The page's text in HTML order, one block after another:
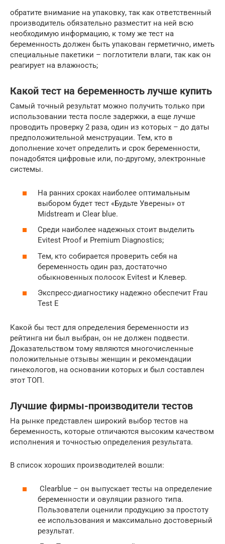
обратите внимание на упаковку, так как ответственный
производитель обязательно разместит на ней всю
необходимую информацию, к тому же тест на
беременность должен быть упакован герметично, иметь
специальные пакетики – поглотители влаги, так как он
реагирует на влажность;
Какой тест на беременность лучше купить
Самый точный результат можно получить только при
использовании теста после задержки, а еще лучше
проводить проверку 2 раза, один из которых – до даты
предположительной менструации. Тем, кто в
дополнение хочет определить и срок беременности,
понадобятся цифровые или, по-другому, электронные
системы.
На ранних сроках наиболее оптимальным
выбором будет тест «Будьте Уверены» от
Midstream и Clear blue.
Среди наиболее надежных стоит выделить
Evitest Proof и Premium Diagnostics;
Тем, кто собирается проверить себя на
беременность один раз, достаточно
обыкновенных полосок Evitest и Клевер.
Экспресс-диагностику надежно обеспечит Frau
Test E
Какой бы тест для определения беременности из
рейтинга ни был выбран, он не должен подвести.
Доказательством тому являются многочисленные
положительные отзывы женщин и рекомендации
гинекологов, на основании которых и был составлен
этот ТОП.
Лучшие фирмы-производители тестов
На рынке представлен широкий выбор тестов на
беременность, которые отличаются высоким качеством
исполнения и точностью определения результата.
В список хороших производителей вошли:
Clearblue – он выпускает тесты на определение
беременности и овуляции разного типа.
Пользователи оценили продукцию за простоту
ее использования и максимально достоверный
результат.